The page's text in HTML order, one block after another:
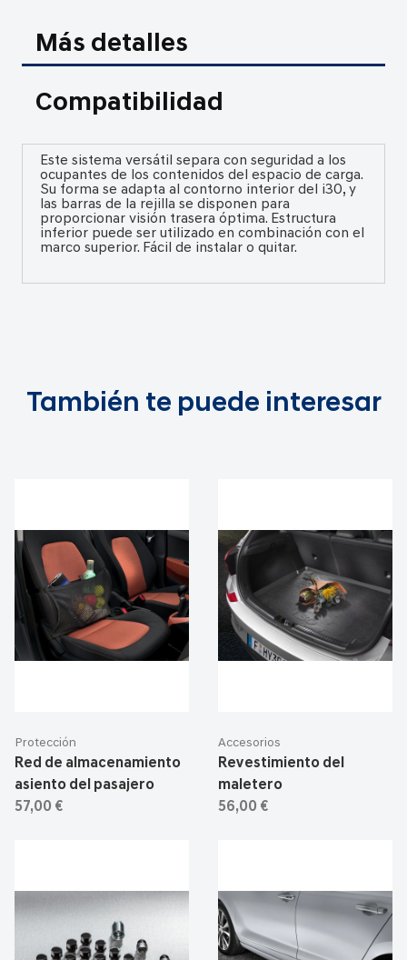
Más detalles
Compatibilidad
Este sistema versátil separa con seguridad a los
ocupantes de los contenidos del espacio de carga.
Su forma se adapta al contorno interior del i30, y
las barras de la rejilla se disponen para
proporcionar visión trasera óptima. Estructura
inferior puede ser utilizado en combinación con el
marco superior. Fácil de instalar o quitar.
También te puede interesar
Protección
Red de almacenamiento
asiento del pasajero
57,00 €
Accesorios
Revestimiento del
maletero
56,00 €